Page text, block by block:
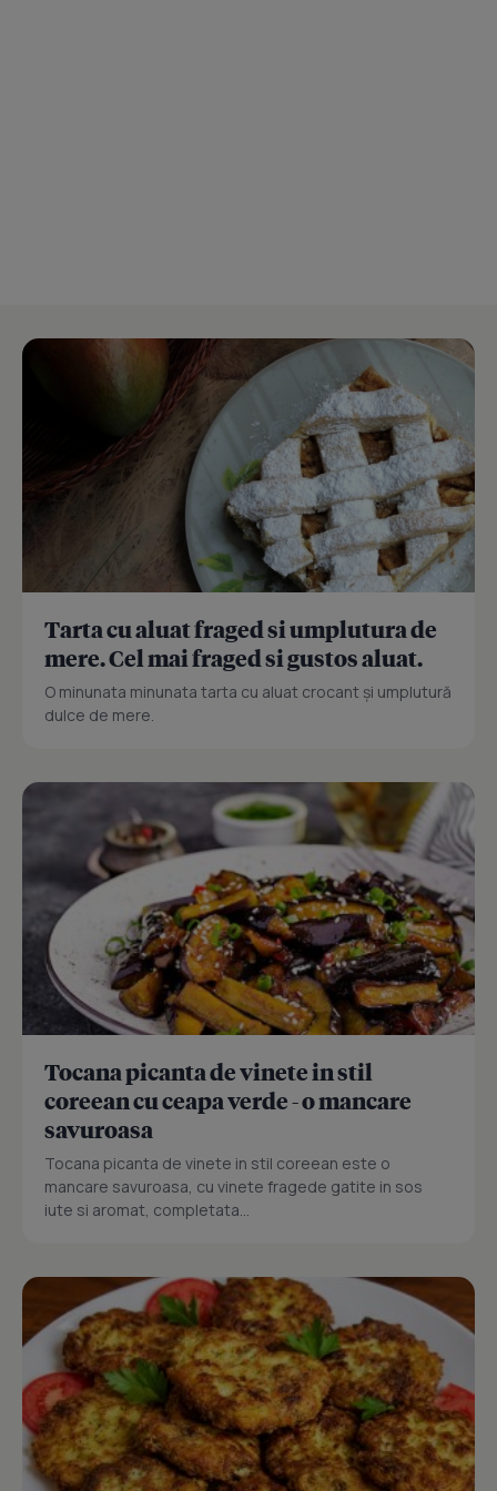
Tarta cu aluat fraged si umplutura de
mere. Cel mai fraged si gustos aluat.
O minunata minunata tarta cu aluat crocant și umplutură
dulce de mere.
Tocana picanta de vinete in stil
coreean cu ceapa verde - o mancare
savuroasa
Tocana picanta de vinete in stil coreean este o
mancare savuroasa, cu vinete fragede gatite in sos
iute si aromat, completata...